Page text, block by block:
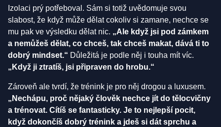
Izolaci prý potřeboval. Sám si totiž uvědomuje svou
slabost, že když může dělat cokoliv si zamane, nechce se
mu pak ve výsledku dělat nic. „Ale když jsi pod zámkem
a nemůžeš dělat, co chceš, tak chceš makat, dává ti to
dobrý mindset.“ Důležitá je podle něj i touha mít víc.
„Když ji ztratíš, jsi připraven do hrobu.“
Zároveň ale tvrdí, že trénink je pro něj drogou a luxusem.
„Nechápu, proč nějaký člověk nechce jít do tělocvičny
a trénovat. Cítíš se fantasticky. Je to nejlepší pocit,
když dokončíš dobrý trénink a jdeš si dát sprchu a